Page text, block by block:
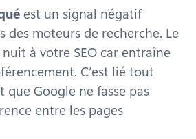
est un signal négatif
des moteurs de recherche. Le
à votre SEO car entraîne
C’est lié tout
Google ne fasse pas
entre les pages